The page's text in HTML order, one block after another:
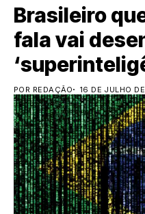
Brasileiro
fala vai
POR REDAÇÃO 16 DE JULHO